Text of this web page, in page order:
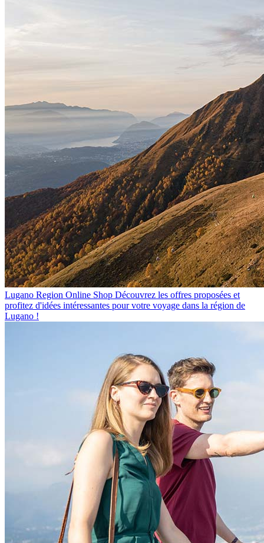
Lugano Region Online Shop Découvrez les offres proposées et
profitez d'idées intéressantes pour votre voyage dans la région de
Lugano !